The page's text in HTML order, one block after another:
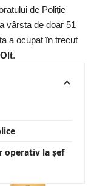
de Poliție
vârsta de doar 51
a ocupat în trecut
Olt.
operativ la șef